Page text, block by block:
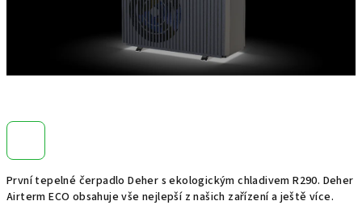
První tepelné čerpadlo Deher s ekologickým chladivem R290. Deher
Airterm ECO obsahuje vše nejlepší z našich zařízení a ještě více.